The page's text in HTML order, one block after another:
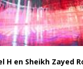
H en Sheikh Zayed